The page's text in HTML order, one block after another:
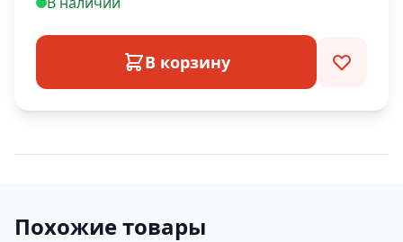
В корзину
Похожие товары